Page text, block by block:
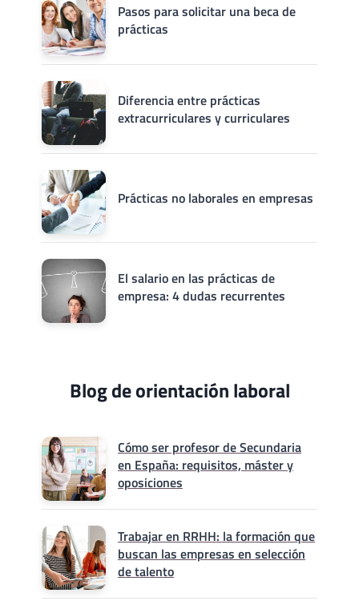
Pasos para solicitar una beca de
prácticas
Diferencia entre prácticas
extracurriculares y curriculares
Prácticas no laborales en empresas
El salario en las prácticas de
empresa: 4 dudas recurrentes
Blog de orientación laboral
Cómo ser profesor de Secundaria
en España: requisitos, máster y
oposiciones
Trabajar en RRHH: la formación que
buscan las empresas en selección
de talento